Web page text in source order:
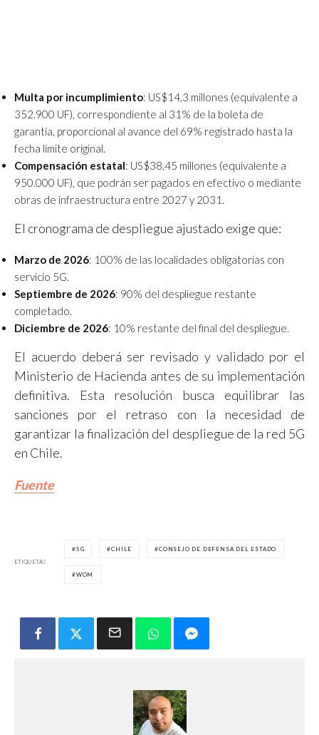
Multa por incumplimiento: US$14,3 millones (equivalente a
352.900 UF), correspondiente al 31% de la boleta de
garantía, proporcional al avance del 69% registrado hasta la
fecha límite original.
Compensación estatal: US$38,45 millones (equivalente a
950.000 UF), que podrán ser pagados en efectivo o mediante
obras de infraestructura entre 2027 y 2031.
El cronograma de despliegue ajustado exige que:
Marzo de 2026: 100% de las localidades obligatorias con
servicio 5G.
Septiembre de 2026: 90% del despliegue restante
completado.
Diciembre de 2026: 10% restante del final del despliegue.
El acuerdo deberá ser revisado y validado por el
Ministerio de Hacienda antes de su implementación
definitiva. Esta resolución busca equilibrar las
sanciones por el retraso con la necesidad de
garantizar la finalización del despliegue de la red 5G
en Chile.
Fuente
ETIQUETAS
5G CHILE CONSEJO DE DEFENSA DEL ESTADO
WOM